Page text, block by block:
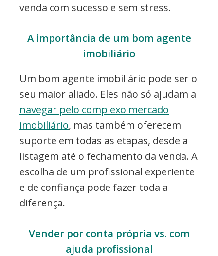
venda com sucesso e sem stress.
A importância de um bom agente
imobiliário
Um bom agente imobiliário pode ser o
seu maior aliado. Eles não só ajudam a
navegar pelo complexo mercado
imobiliário, mas também oferecem
suporte em todas as etapas, desde a
listagem até o fechamento da venda. A
escolha de um profissional experiente
e de confiança pode fazer toda a
diferença.
Vender por conta própria vs. com
ajuda profissional